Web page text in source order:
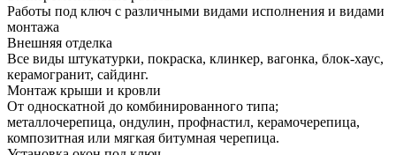
Работы под ключ с различными видами исполнения и видами
монтажа
Внешняя отделка
Все виды штукатурки, покраска, клинкер, вагонка, блок-хаус,
керамогранит, сайдинг.
Монтаж крыши и кровли
От односкатной до комбинированного типа;
металлочерепица, ондулин, профнастил, керамочерепица,
композитная или мягкая битумная черепица.